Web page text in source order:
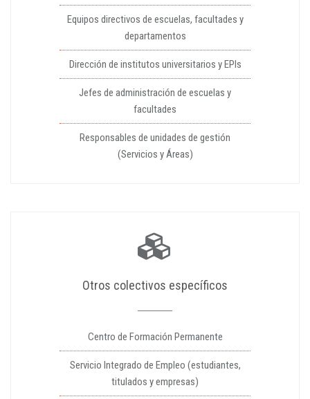
Equipos directivos de escuelas, facultades y
departamentos
Dirección de institutos universitarios y EPIs
Jefes de administración de escuelas y
facultades
Responsables de unidades de gestión
(Servicios y Áreas)
Otros colectivos específicos
Centro de Formación Permanente
Servicio Integrado de Empleo (estudiantes,
titulados y empresas)